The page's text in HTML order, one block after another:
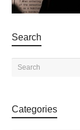
Search
Categories